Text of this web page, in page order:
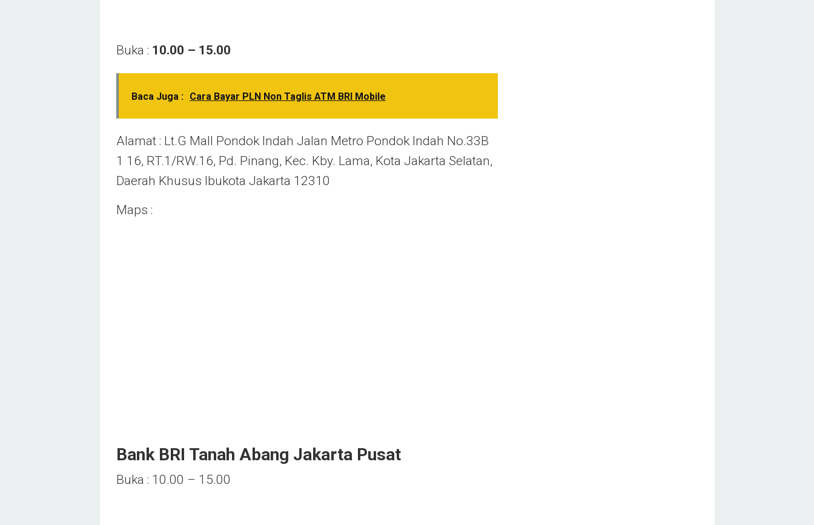
Buka : 10.00 – 15.00
Baca Juga : Cara Bayar PLN Non Taglis ATM BRI Mobile
Alamat : Lt.G Mall Pondok Indah Jalan Metro Pondok Indah No.33B
1 16, RT.1/RW.16, Pd. Pinang, Kec. Kby. Lama, Kota Jakarta Selatan,
Daerah Khusus Ibukota Jakarta 12310
Maps :
Bank BRI Tanah Abang Jakarta Pusat
Buka : 10.00 – 15.00